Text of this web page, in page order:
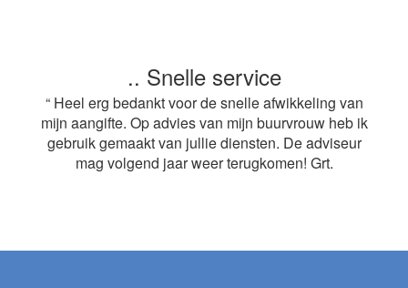
.. Snelle service
“ Heel erg bedankt voor de snelle afwikkeling van
mijn aangifte. Op advies van mijn buurvrouw heb ik
gebruik gemaakt van jullie diensten. De adviseur
mag volgend jaar weer terugkomen! Grt.